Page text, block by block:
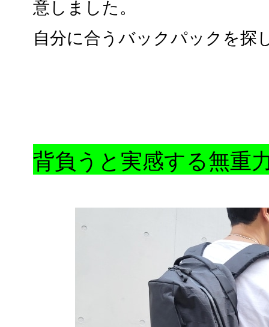
意しました。
自分に合うバックパックを探
背負うと実感する無重